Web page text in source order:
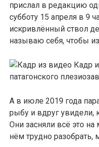
прислал в редакцию
субботу 15 апреля в 9
искривлённый ствол
называю себя, чтобы
Кадр
патагонского
А в июле 2019 года
рыбу и вдруг увидели,
Они засняли всё это
нём трудно разобрать,